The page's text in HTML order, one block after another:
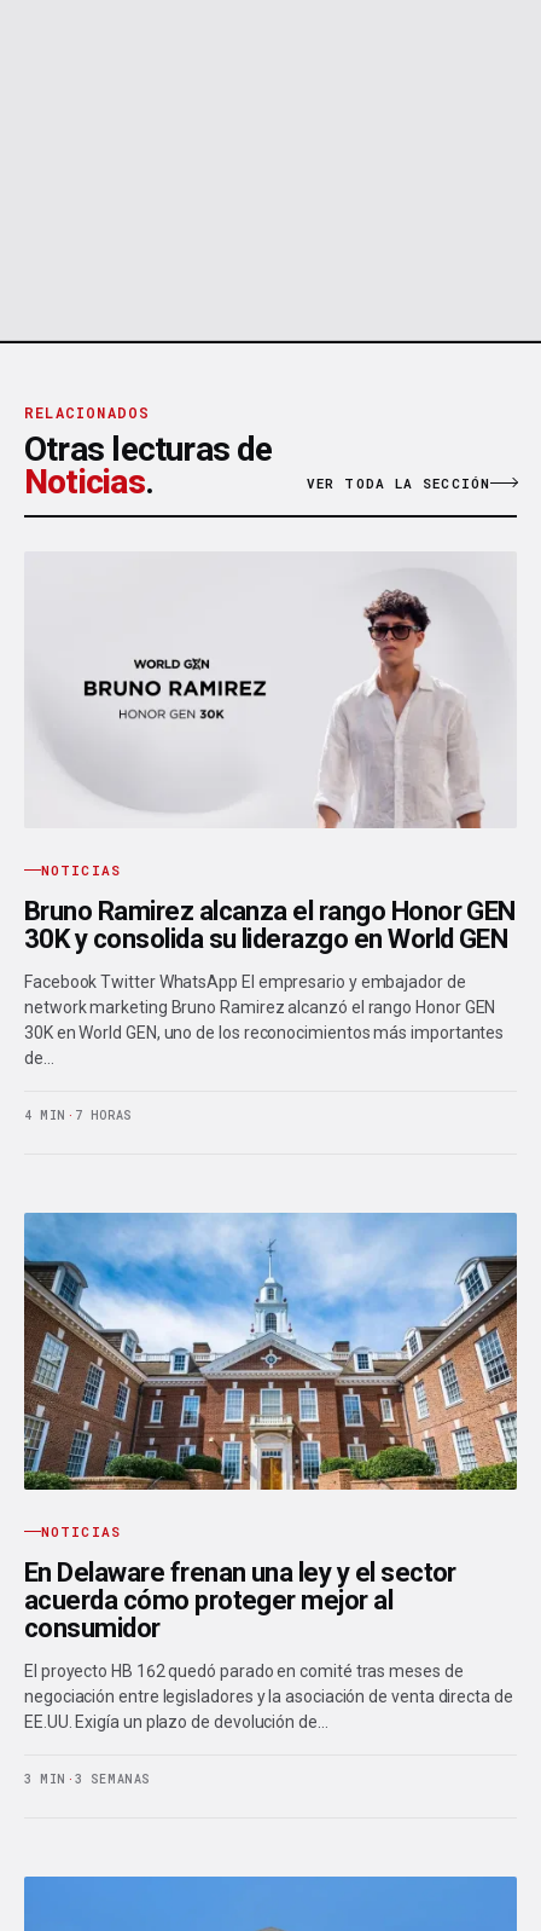
RELACIONADOS
Otras lecturas de
Noticias. VER TODA LA SECCIÓN
NOTICIAS
Bruno Ramirez alcanza el rango Honor GEN
30K y consolida su liderazgo en World GEN
Facebook Twitter WhatsApp El empresario y embajador de
network marketing Bruno Ramirez alcanzó el rango Honor GEN
30K en World GEN, uno de los reconocimientos más importantes
de…
4 MIN · 7 HORAS
NOTICIAS
En Delaware frenan una ley y el sector
acuerda cómo proteger mejor al
consumidor
El proyecto HB 162 quedó parado en comité tras meses de
negociación entre legisladores y la asociación de venta directa de
EE.UU. Exigía un plazo de devolución de…
3 MIN · 3 SEMANAS